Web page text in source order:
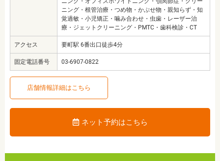
ニング・根管治療・つめ物・かぶせ物・親知らず・知
覚過敏・小児矯正・噛み合わせ・虫歯・レーザー治
療・ジェットクリーニング・PMTC・歯科検診・CT
アクセス 要町駅 6番出口徒歩4分
固定電話番号 03-6907-0822
店舗情報詳細はこちら
ネット予約はこちら